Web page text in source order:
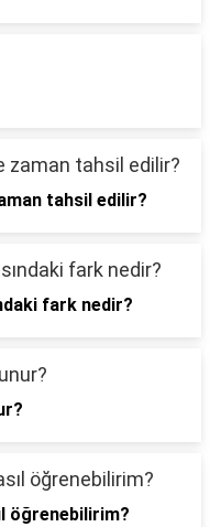
tahsil edilir?
fark nedir?
öğrenebilirim?